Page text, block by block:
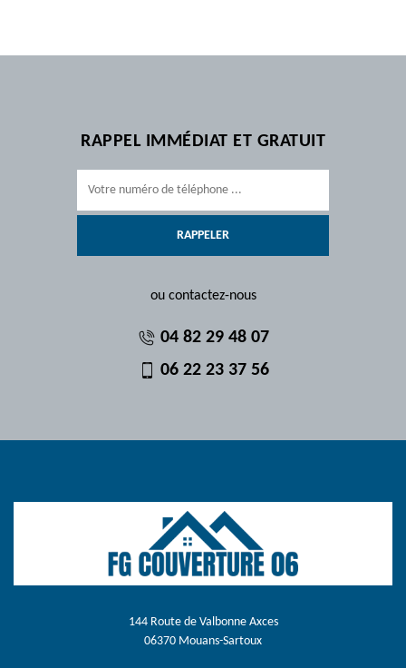
RAPPEL IMMÉDIAT ET GRATUIT
ou contactez-nous
04 82 29 48 07
06 22 23 37 56
144 Route de Valbonne Axces
06370 Mouans-Sartoux